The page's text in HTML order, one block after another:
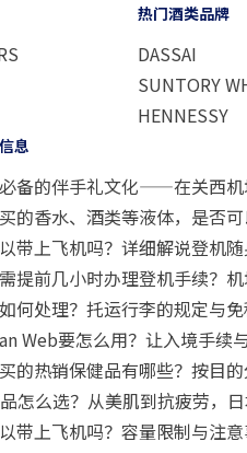
热门酒类品牌
DASSAI
SUNTORY
HENNESSY
息
备的伴手礼文化——在关西机
的香水、酒类等液体，是否可
带上飞机吗？详细解说登机
提前几小时办理登机手续？
何处理？托运行李的规定与
Web要怎么用？让入境手续
的热销保健品有哪些？按目
怎么选？从美肌到抗疲劳，
带上飞机吗？容量限制与注